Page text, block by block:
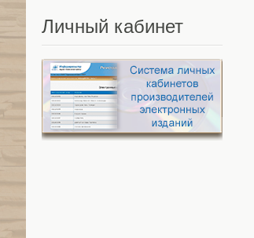
Личный кабинет